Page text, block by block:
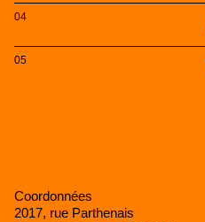
Coordonnées
2017, rue Parthenais